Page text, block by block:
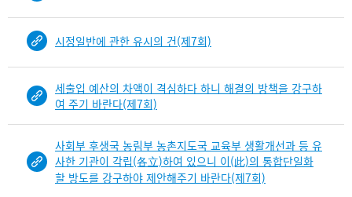
시정일반에 관한 유시의 건(제7회)
세출입 예산의 차액이 격심하다 하니 해결의 방책을 강구하
여 주기 바란다(제7회)
사회부 후생국 농림부 농촌지도국 교육부 생활개선과 등 유
사한 기관이 각립(各立)하여 있으니 이(此)의 통합단일화
할 방도를 강구하야 제안해주기 바란다(제7회)